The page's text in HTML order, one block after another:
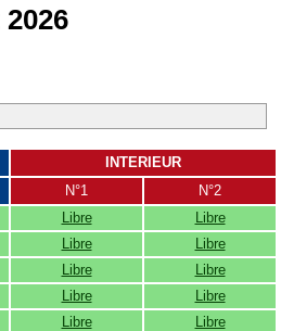
INTERIEUR
N°1
N°2
Libre
Libre
Libre
Libre
Libre
Libre
Libre
Libre
Libre
Libre